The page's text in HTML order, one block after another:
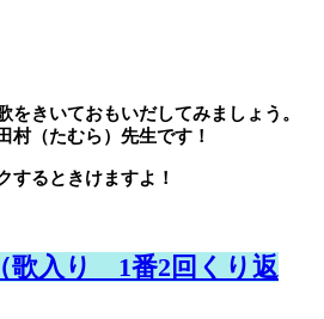
をきいておもいだしてみましょう。
村（たむら）先生です！
するときけますよ！
歌入り 1番2回くり返